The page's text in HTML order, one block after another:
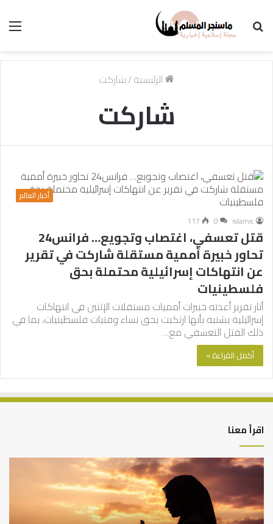
الرئيسية/شاركت
شاركت
أخبار العالم
islamic
0
117
قتل تعسفي، اغتصاب وتجويع… فرانس24
تحاور خبيرة أممية مستقلة شاركت في تقرير
عن انتهاكات إسرائيلية محتملة بحق
فلسطينيات
أثار تقرير أعدته خبيرات أمميات مستقلات الإثنين في انتهاكات
إسرائيلية يشتبه بأنها ارتكبت بحق نساء وفتيات فلسطينيات، بما في
ذلك القتل التعسفي مع…
أكمل القراءة »
اقرأ معنا
كيف
العبادات
شخصية
الإنسان؟